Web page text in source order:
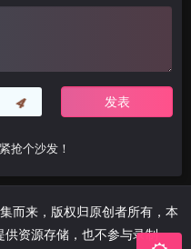
抢个沙发！
而来，版权归原创者所有，本
资源存储，也不参与录制